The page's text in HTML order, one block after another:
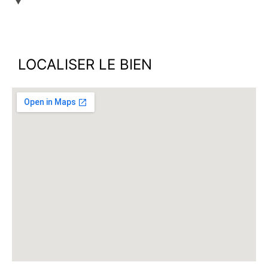
LOCALISER LE BIEN